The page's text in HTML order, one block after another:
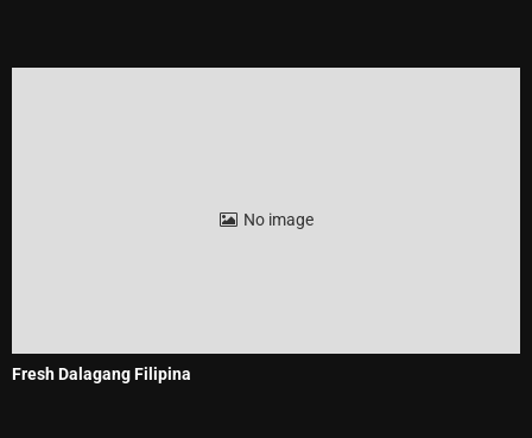
No image
Fresh Dalagang Filipina